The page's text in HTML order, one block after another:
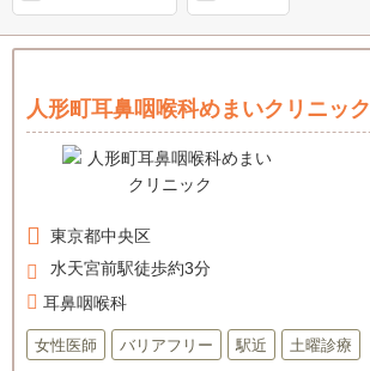
人形町耳鼻咽喉科めまいクリニック
東京都中央区
水天宮前駅徒歩約3分
耳鼻咽喉科
女性医師 バリアフリー 駅近 土曜診療